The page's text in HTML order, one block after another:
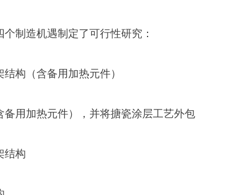
制造机遇制定了可行性研究：
构（含备用加热元件）
用加热元件），并将搪瓷涂层工艺外包
结构